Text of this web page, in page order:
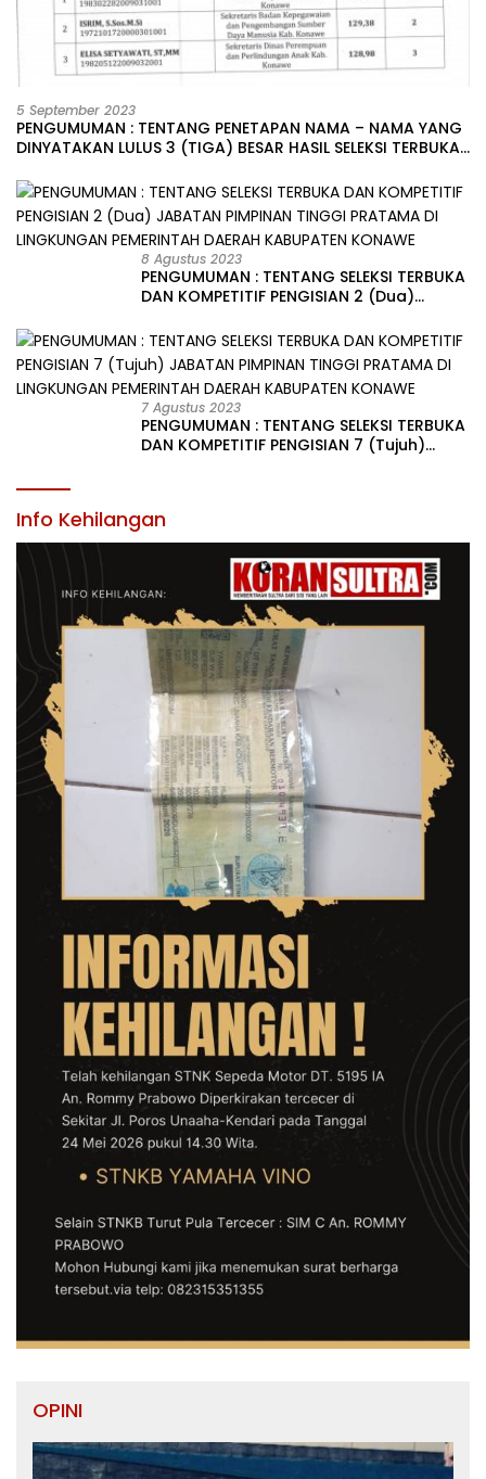
5 September 2023
PENGUMUMAN : TENTANG PENETAPAN NAMA – NAMA YANG
DINYATAKAN LULUS 3 (TIGA) BESAR HASIL SELEKSI TERBUKA
LINGKUNGAN PEMERINTAH DAERAH KABUPATEN KONAWE
8 Agustus 2023
PENGUMUMAN : TENTANG SELEKSI TERBUKA
DAN KOMPETITIF PENGISIAN 2 (Dua)
LINGKUNGAN PEMERINTAH DAERAH
KABUPATEN KONAWE
7 Agustus 2023
PENGUMUMAN : TENTANG SELEKSI TERBUKA
DAN KOMPETITIF PENGISIAN 7 (Tujuh)
Info Kehilangan
OPINI